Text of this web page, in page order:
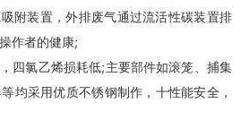
装置，外排废气通过流活性碳装置排
作者的健康;
氯乙烯损耗低;主要部件如滚笼、捕集
均采用优质不锈钢制作，十性能安全，